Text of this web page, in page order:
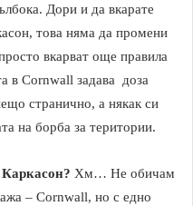
Дори и да вкарате
това няма да промени
вкарват още правила
в Cornwall задава доза
странично, а някак си
на борба за територии.
Хм… Не обичам
– Cornwall, но с едно